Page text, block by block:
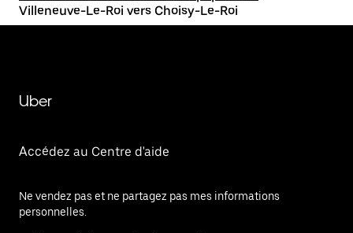
Villeneuve-Le-Roi vers Choisy-Le-Roi
Uber
Accédez au Centre d'aide
Ne vendez pas et ne partagez pas mes informations
personnelles.